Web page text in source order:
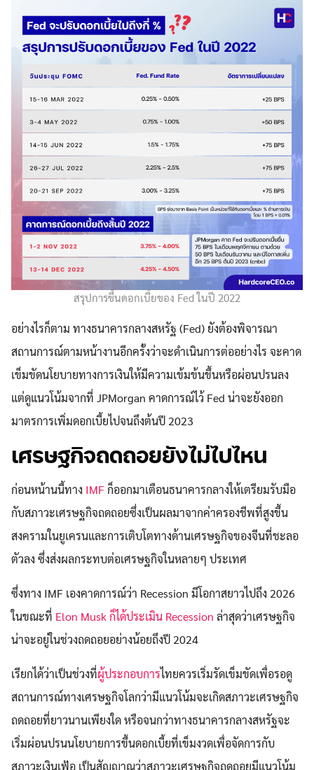
สรุปการขึ้นดอกเบี้ยของ Fed ในปี 2022
อย่างไรก็ตาม ทางธนาคารกลางสหรัฐ (Fed) ยังต้องพิจารณา
สถานการณ์ตามหน้างานอีกครั้งว่าจะดำเนินการต่ออย่างไร จะคาด
เข็มขัดนโยบายทางการเงินให้มีความเข้มข้นขึ้นหรือผ่อนปรนลง
แต่ดูแนวโน้มจากที่ JPMorgan คาดการณ์ไว้ Fed น่าจะยังออก
มาตรการเพิ่มดอกเบี้ยไปจนถึงต้นปี 2023
เศรษฐกิจถดถอยยังไม่ไปไหน
ก่อนหน้านนี้ทาง IMF ก็ออกมาเตือนธนาคารกลางให้เตรียมรับมือ
กับสภาวะเศรษฐกิจถดถอยซึ่งเป็นผลมาจากค่าครองชีพที่สูงขึ้น
สงครามในยูเครนและการเติบโตทางด้านเศรษฐกิจของจีนที่ชะลอ
ตัวลง ซึ่งส่งผลกระทบต่อเศรษฐกิจในหลายๆ ประเทศ
ซึ่งทาง IMF เองคาดการณ์ว่า Recession มีโอกาสยาวไปถึง 2026
ในขณะที่ Elon Musk ก็ได้ประเมิน Recession ล่าสุดว่าเศรษฐกิจ
น่าจะอยู่ในช่วงถดถอยอย่างน้อยถึงปี 2024
เรียกได้ว่าเป็นช่วงที่ผู้ประกอบการไทยควรเริ่มรัดเข็มขัดเพื่อรอดู
สถานการณ์ทางเศรษฐกิจโลกว่ามีแนวโน้มจะเกิดสภาวะเศรษฐกิจ
ถดถอยที่ยาวนานเพียงใด หรือจนกว่าทางธนาคารกลางสหรัฐจะ
เริ่มผ่อนปรนนโยบายการขึ้นดอกเบี้ยที่เข็มงวดเพื่อจัดการกับ
สภาวะเงินเฟ้อ เป็นสัญญาณว่าสภาวะเศรษฐกิจถดถอยมีแนวโน้ม